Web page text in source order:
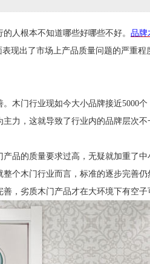
人根本不知道哪些好哪些不好。 品牌
现出了市场上产品质量问题的严重程
木门行业现如今大小品牌接近5000个
力，这就导致了行业内的品牌层次
品的质量要求过高，无疑就加重了
个木门行业而言，标准的逐步完善
，劣质木门产品才在大环境下有空子